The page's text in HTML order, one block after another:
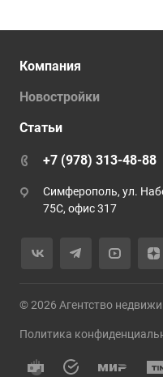
Компания
Новостройки
Статьи
+7 (978) 313-48-88
Симферополь, ул.
75С, офис 317
© 2026 Агентство
Политика